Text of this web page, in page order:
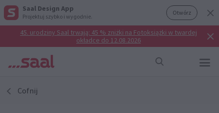
Saal Design App
Projektuj szybko i wygodnie. Otwórz
45. urodziny Saal trwają: 45 % zniżki na Fotoksiążki w twardej
okładce do 12.08.2026
Cofnij